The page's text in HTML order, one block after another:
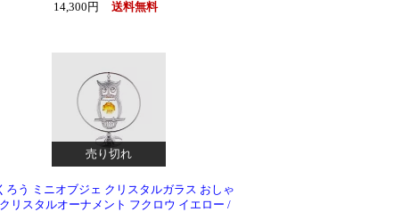
14,300円
送料無料
売り切れ
ろう ミニオブジェ クリスタルガラス おしゃ
リスタルオーナメント フクロウ イエロー /